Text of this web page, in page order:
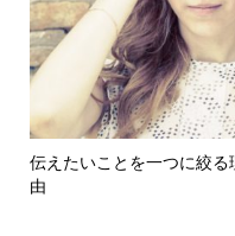
伝えたいことを一つに絞る
由